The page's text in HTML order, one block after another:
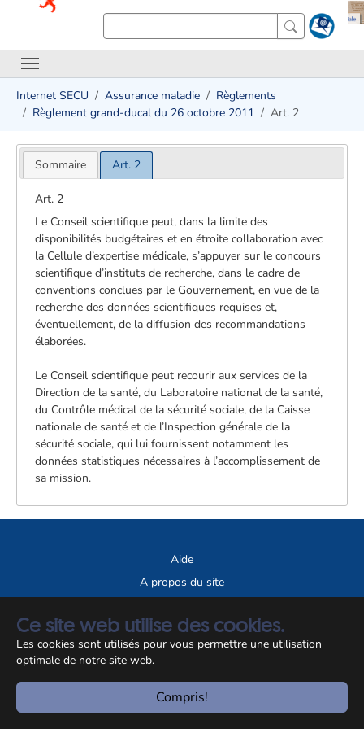
Ce site web utilise des cookies.
Les cookies sont utilisés pour vous permettre une utilisation
optimale de notre site web.
Compris!
Internet SECU Assurance maladie
Règlements
Règlement grand-ducal du 26 octobre 2011
Art. 2
Sommaire Art. 2
Art. 2
Le Conseil scientifique peut, dans la limite des
disponibilités budgétaires et en étroite collaboration avec
la Cellule d’expertise médicale, s’appuyer sur le concours
scientifique d’instituts de recherche, dans le cadre de
conventions conclues par le Gouvernement, en vue de la
recherche des données scientifiques requises et,
éventuellement, de la diffusion des recommandations
élaborées.
Le Conseil scientifique peut recourir aux services de la
Direction de la santé, du Laboratoire national de la santé,
du Contrôle médical de la sécurité sociale, de la Caisse
nationale de santé et de l’Inspection générale de la
sécurité sociale, qui lui fournissent notamment les
données statistiques nécessaires à l’accomplissement de
sa mission.
Aide
A propos du site
© CCSS 2026